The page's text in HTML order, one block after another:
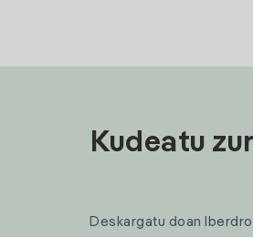
Kudeatu
Deskargatu doan